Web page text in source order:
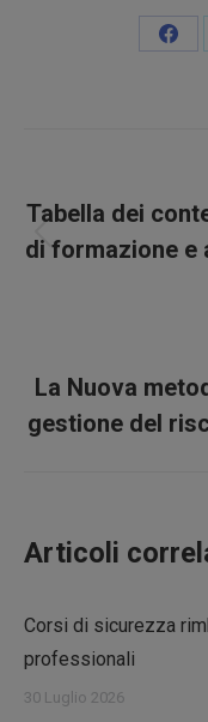
tra
i
Tabella dei
di formazione e
La Nuova
gestione del
Articoli
Corsi di sicurezza
professionali
30 Luglio 2026